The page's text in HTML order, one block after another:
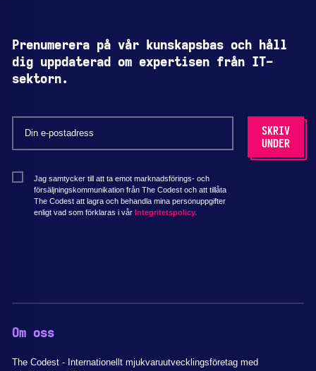
Prenumerera på vår kunskapsbas och håll
dig uppdaterad om expertisen från IT-
sektorn.
Jag samtycker till att ta emot marknadsförings- och
försäljningskommunikation från The Codest och att tillåta
The Codest att lagra och behandla mina personuppgifter
enligt vad som förklaras i vår Integritetspolicy.
Om oss
The Codest - Internationellt mjukvaruutvecklingsföretag med